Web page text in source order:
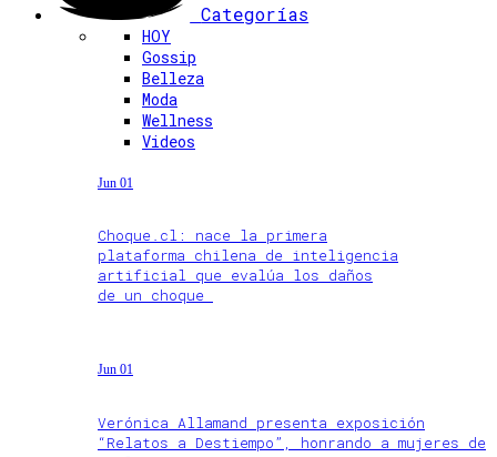
Categorías
HOY
Gossip
Belleza
Moda
Wellness
Videos
Jun 01
Choque.cl: nace la primera
plataforma chilena de inteligencia
artificial que evalúa los daños
de un choque
Jun 01
Verónica Allamand presenta exposición
“Relatos a Destiempo”, honrando a mujeres de